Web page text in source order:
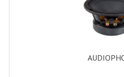
Angles
Angles